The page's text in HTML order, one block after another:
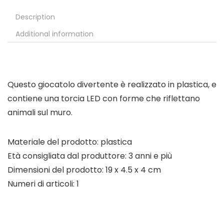
Description
Additional information
Questo giocatolo divertente è realizzato in plastica, e
contiene una torcia LED con forme che riflettano
animali sul muro.
Materiale del prodotto: plastica
Età consigliata dal produttore: 3 anni e più
Dimensioni del prodotto: 19 x 4.5 x 4 cm
Numeri di articoli: 1